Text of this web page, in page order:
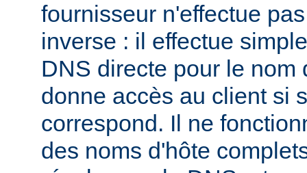
fournisseur n'effectue
inverse : il effectue
DNS directe pour le nom
donne accès au client si
correspond. Il ne
des noms d'hôte